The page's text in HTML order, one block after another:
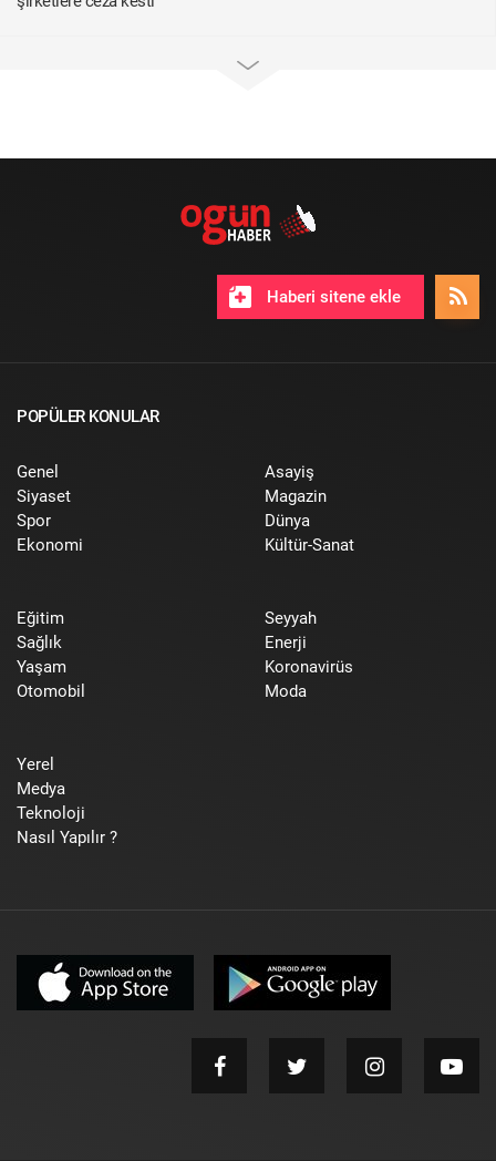
Haberi sitene ekle
POPÜLER KONULAR
Genel
Siyaset
Spor
Ekonomi
Asayiş
Magazin
Dünya
Kültür-Sanat
Eğitim
Sağlık
Yaşam
Otomobil
Seyyah
Enerji
Koronavirüs
Moda
Yerel
Medya
Teknoloji
Nasıl Yapılır ?